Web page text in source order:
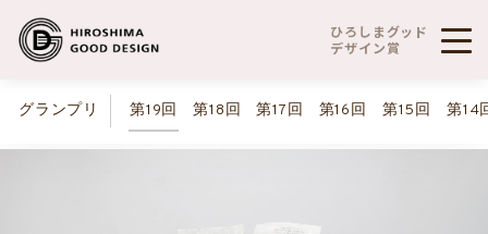
グランプリ 第19回 第18回 第17回 第16回 第15回 第14
ひろしまグッド
デザイン賞